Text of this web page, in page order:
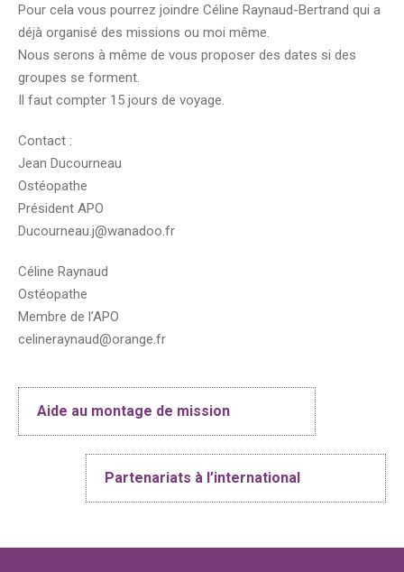
Pour cela vous pourrez joindre Céline Raynaud-Bertrand qui a
déjà organisé des missions ou moi même.
Nous serons à même de vous proposer des dates si des
groupes se forment.
Il faut compter 15 jours de voyage.
Contact :
Jean Ducourneau
Ostéopathe
Président APO
Ducourneau.j@wanadoo.fr
Céline Raynaud
Ostéopathe
Membre de l’APO
celineraynaud@orange.fr
Post
navigation
Aide au montage de mission
Partenariats à l’international